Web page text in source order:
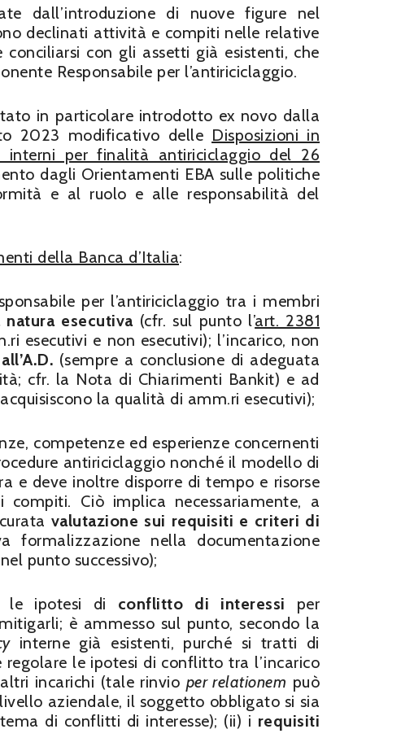
dall’introduzione di nuove figure nel
declinati attività e compiti nelle relative
con gli assetti già esistenti, che
Responsabile per l’antiriciclaggio.
in particolare introdotto ex novo dalla
2023 modificativo delle Disposizioni in
interni per finalità antiriciclaggio del 26
dagli Orientamenti EBA sulle politiche
e al ruolo e alle responsabilità del
della Banca d’Italia:
per l’antiriciclaggio tra i membri
natura esecutiva(cfr. sul punto l’art. 2381
esecutivi e non esecutivi); l’incarico, non
(sempre a conclusione di adeguata
cfr. la Nota di Chiarimenti Bankit) e ad
la qualità di amm.ri esecutivi);
competenze ed esperienze concernenti
antiriciclaggio nonché il modello di
e deve inoltre disporre di tempo e risorse
Ciò implica necessariamente, a
valutazione sui requisiti e criteri di
formalizzazione nella documentazione
punto successivo);
le ipotesi di conflitto di interessi per
è ammesso sul punto, secondo la
interne già esistenti, purché si tratti di
le ipotesi di conflitto tra l’incarico
incarichi (tale rinvio per relationem può
aziendale, il soggetto obbligato si sia
di conflitti di interesse); (ii) i requisiti